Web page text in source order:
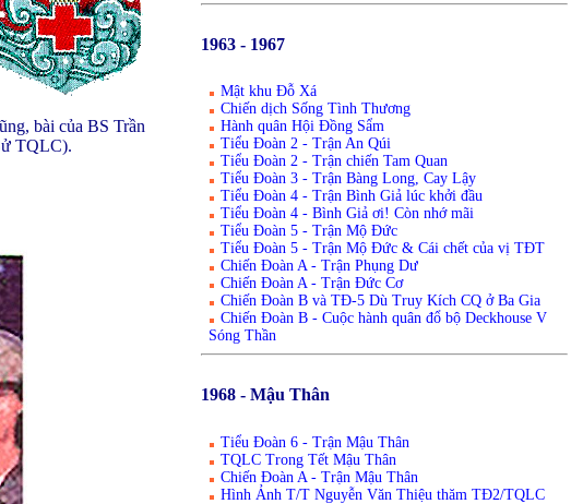
bài của BS Trần
TQLC).
1963 - 1967
Mật khu Đỗ Xá
Chiến dịch Sống Tình Thương
Hành quân Hội Đồng Sẩm
Tiểu Đoàn 2 - Trận An Qúi
Tiểu Đoàn 2 - Trận chiến Tam Quan
Tiểu Đoàn 3 - Trận Bàng Long, Cay Lậy
Tiểu Đoàn 4 - Trận Bình Giả lúc khởi đầu
Tiểu Đoàn 4 - Bình Giả ơi! Còn nhớ mãi
Tiểu Đoàn 5 - Trận Mộ Đức
Tiểu Đoàn 5 - Trận Mộ Đức & Cái chết của vị TĐT
Chiến Đoàn A - Trận Phụng Dư
Chiến Đoàn A - Trận Đức Cơ
Chiến Đoàn B và TĐ-5 Dù Truy Kích CQ ở Ba Gia
Chiến Đoàn B - Cuộc hành quân đổ bộ Deckhouse V
Sóng Thần
1968 - Mậu Thân
Tiểu Đoàn 6 - Trận Mậu Thân
TQLC Trong Tết Mậu Thân
Chiến Đoàn A - Trận Mậu Thân
Hình Ảnh T/T Nguyễn Văn Thiệu thăm TĐ2/TQLC